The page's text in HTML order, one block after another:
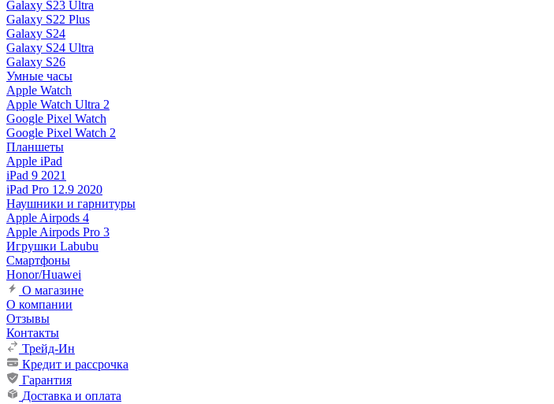
Galaxy S23 Ultra
Galaxy S22 Plus
Galaxy S24
Galaxy S24 Ultra
Galaxy S26
Умные часы
Apple Watch
Apple Watch Ultra 2
Google Pixel Watch
Google Pixel Watch 2
Планшеты
Apple iPad
iPad 9 2021
iPad Pro 12.9 2020
Наушники и гарнитуры
Apple Airpods 4
Apple Airpods Pro 3
Игрушки Labubu
Смартфоны
Honor/Huawei
О магазине
О компании
Отзывы
Контакты
Трейд-Ин
Кредит и рассрочка
Гарантия
Доставка и оплата